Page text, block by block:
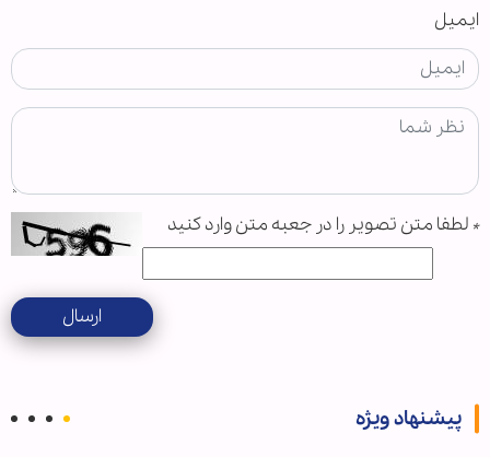
ایمیل
* لطفا متن تصویر را در جعبه متن وارد کنید
ارسال
پیشنهاد ویژه